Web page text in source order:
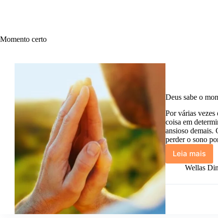
Momento certo
Deus sabe o
Por várias
coisa em
ansioso demais.
perder o sono
Leia mais
Deus
sabe
Wellas